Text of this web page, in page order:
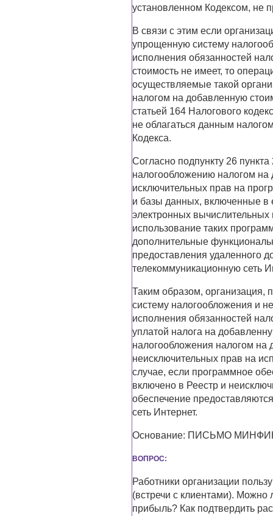
установленном Кодексом, не
В связи с этим если
упрощенную систему
исполнения обязанностей
стоимость не имеет, то
осуществляемые такой
налогом на добавленную
статьей 164 Налогового
не облагаться данным
Кодекса.
Согласно подпункту 26
налогообложению налогом на
исключительных прав на
и базы данных, включенные в
электронных
использование таких
дополнительные
предоставления удаленного
телекоммуникационную сеть
Таким образом,
систему налогообложения и
исполнения обязанностей
уплатой налога на
налогообложения налогом на
неисключительных прав на
случае, если программное
включено в Реестр и
обеспечение
сеть Интернет.
Основание: ПИСЬМО
ВОПРОС:
Работники организации
(встречи с клиентами). Можно
прибыль? Как подтвердить